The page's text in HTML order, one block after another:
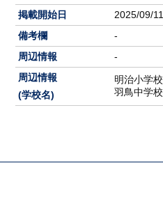
掲載開始日
2025/09/11
備考欄
-
周辺情報
-
周辺情報
(学校名)
明治小学校
羽鳥中学校